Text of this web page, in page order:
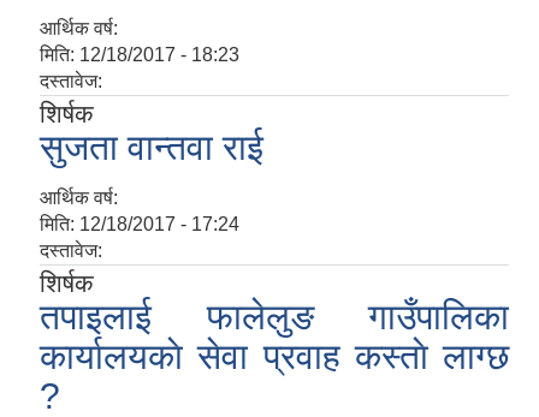
आर्थिक वर्ष:
मिति: 12/18/2017 - 18:23
दस्तावेज:
शिर्षक
सुजता वान्तवा राई
आर्थिक वर्ष:
मिति: 12/18/2017 - 17:24
दस्तावेज:
शिर्षक
तपाइलाई फालेलुङ गाउँपालिका
कार्यालयकाे सेवा प्रवाह कस्ताे लाग्छ
?